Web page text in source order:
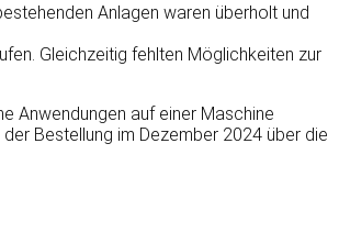
Anlagen waren überholt und
Gleichzeitig fehlten Möglichkeiten zur
Anwendungen auf einer Maschine
Bestellung im Dezember 2024 über die